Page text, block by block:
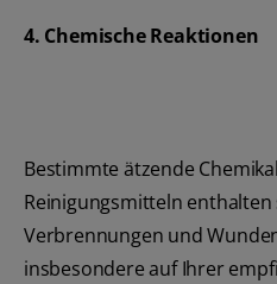
4. Chemische Reaktionen
Bestimmte ätzende
Reinigungsmitteln enthalten
Verbrennungen und
insbesondere auf Ihrer